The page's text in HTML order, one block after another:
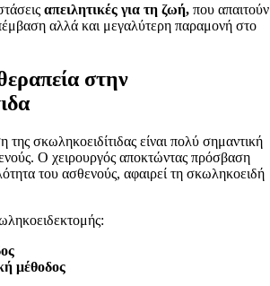
απειλητικές για τη ζωή, που απαιτούν
αλλά και μεγαλύτερη παραμονή στο
στην
σκωληκοειδίτιδας είναι πολύ σημαντική
Ο χειρουργός αποκτώντας πρόσβαση
του ασθενούς, αφαιρεί τη σκωληκοειδή
μέθοδος